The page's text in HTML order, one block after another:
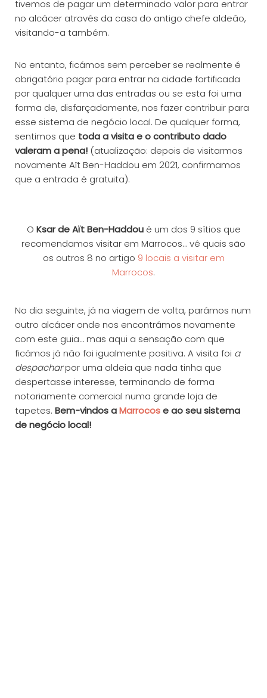
tivemos de pagar um determinado valor para entrar
no alcácer através da casa do antigo chefe aldeão,
visitando-a também.
No entanto, ficámos sem perceber se realmente é
obrigatório pagar para entrar na cidade fortificada
por qualquer uma das entradas ou se esta foi uma
forma de, disfarçadamente, nos fazer contribuir para
esse sistema de negócio local. De qualquer forma,
sentimos que toda a visita e o contributo dado
valeram a pena! (atualização: depois de visitarmos
novamente Aït Ben-Haddou em 2021, confirmamos
que a entrada é gratuita).
O Ksar de Aït Ben-Haddoué um dos 9 sítios que
recomendamos visitar em Marrocos… vê quais são
os outros 8 no artigo 9 locais a visitar em
Marrocos.
No dia seguinte, já na viagem de volta, parámos num
outro alcácer onde nos encontrámos novamente
com este guia… mas aqui a sensação com que
ficámos já não foi igualmente positiva. A visita foi a
despacharpor uma aldeia que nada tinha que
despertasse interesse, terminando de forma
notoriamente comercial numa grande loja de
tapetes. Bem-vindos aMarrocose ao seu sistema
de negócio local!